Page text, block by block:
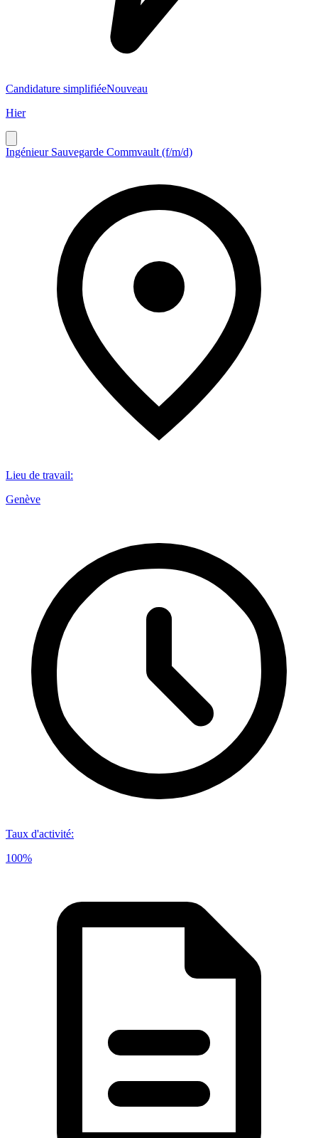
Candidature simplifiéeNouveau
Hier
Ingénieur Sauvegarde Commvault (f/m/d)
Lieu de travail:
Genève
Taux d'activité:
100%